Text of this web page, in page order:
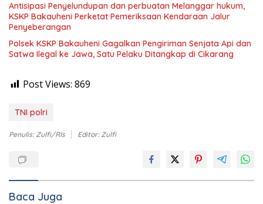
Antisipasi Penyelundupan dan perbuatan Melanggar hukum,
KSKP Bakauheni Perketat Pemeriksaan Kendaraan Jalur
Penyeberangan
Polsek KSKP Bakauheni Gagalkan Pengiriman Senjata Api dan
Satwa Ilegal ke Jawa, Satu Pelaku Ditangkap di Cikarang
Post Views: 869
TNI polri
Penulis: Zulfi/Rls Editor: Zulfi
Baca Juga